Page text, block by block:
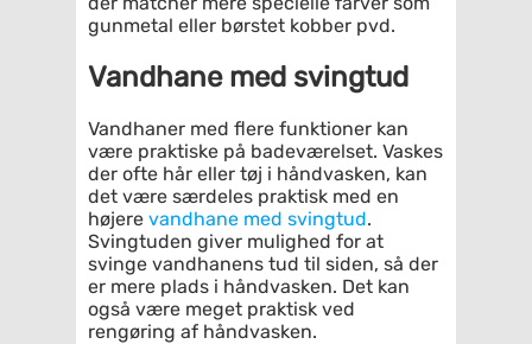
gunmetal eller børstet kobber pvd.
Vandhane med svingtud
Vandhaner med flere funktioner kan
være praktiske på badeværelset. Vaskes
der ofte hår eller tøj i håndvasken, kan
det være særdeles praktisk med en
højere vandhane med svingtud.
Svingtuden giver mulighed for at
svinge vandhanens tud til siden, så der
er mere plads i håndvasken. Det kan
også være meget praktisk ved
rengøring af håndvasken.